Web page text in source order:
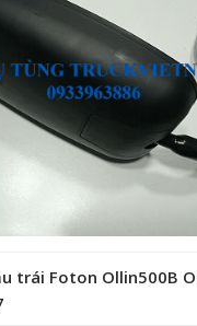
trái Foton Ollin500B